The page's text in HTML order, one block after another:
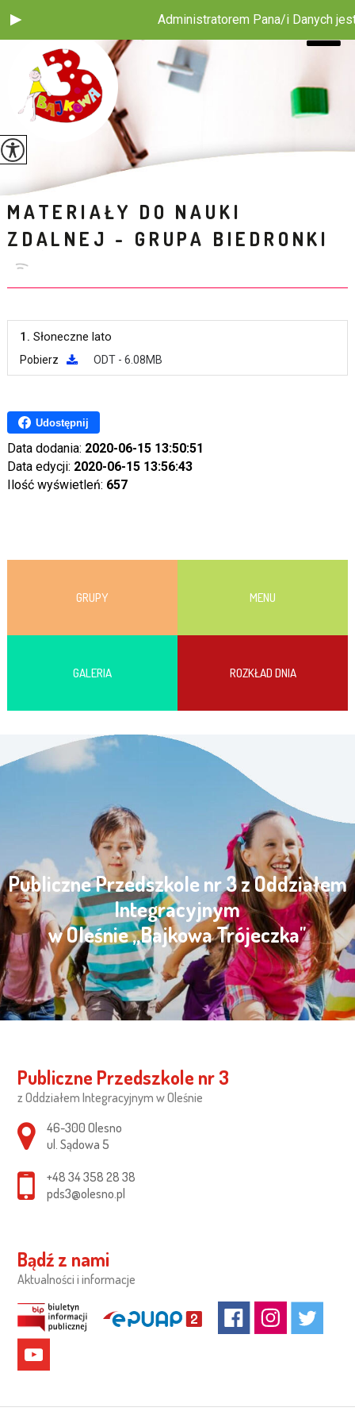
Administratorem Pana/i Danych
MATERIAŁY DO NAUKI
ZDALNEJ - GRUPA BIEDRONKI
1. Słoneczne lato
Pobierz ODT - 6.08MB
Udostępnij
Data dodania: 2020-06-15 13:50:51
Data edycji: 2020-06-15 13:56:43
Ilość wyświetleń: 657
GRUPY MENU
GALERIA ROZKŁAD DNIA
Publiczne Przedszkole nr 3 z Oddziałem
Integracyjnym
w Oleśnie „Bajkowa Trójeczka"
Publiczne Przedszkole nr 3
z Oddziałem Integracyjnym w Oleśnie
Adres pocztowy:
46-300 Olesno
ul. Sądowa 5
+48 34 358 28 38
pds3@olesno.pl
Bądź z nami
Aktualności i informacje